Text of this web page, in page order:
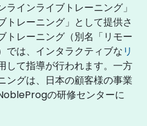
インライブトレーニング」
トレーニング」として提供さ
トレーニング（別名「リモー
では、インタラクティブなリ
して指導が行われます。一方
ングは、日本の顧客様の事業
の研修センターに